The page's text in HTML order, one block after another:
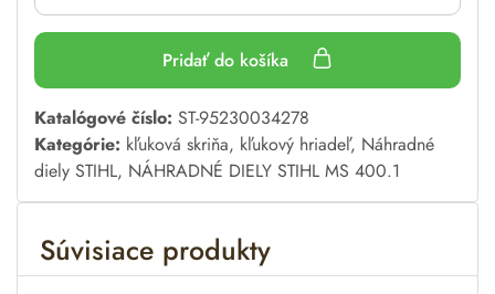
Pridať do košíka
A
l
t
e
n
a
Katalógové číslo: ST-95230034278
Kategórie: kľuková skriňa, kľukový hriadeľ, Náhradné
diely STIHL, NÁHRADNÉ DIELY STIHL MS 400.1
Súvisiace produkty